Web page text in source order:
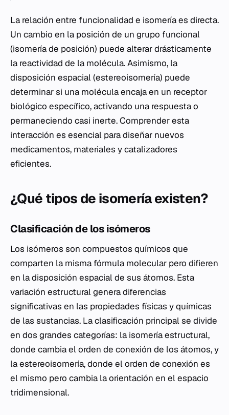
La relación entre funcionalidad e isomería es directa.
Un cambio en la posición de un grupo funcional
(isomería de posición) puede alterar drásticamente
la reactividad de la molécula. Asimismo, la
disposición espacial (estereoisomería) puede
determinar si una molécula encaja en un receptor
biológico específico, activando una respuesta o
permaneciendo casi inerte. Comprender esta
interacción es esencial para diseñar nuevos
medicamentos, materiales y catalizadores
eficientes.
¿Qué tipos de isomería existen?
Clasificación de los isómeros
Los isómeros son compuestos químicos que
comparten la misma fórmula molecular pero difieren
en la disposición espacial de sus átomos. Esta
variación estructural genera diferencias
significativas en las propiedades físicas y químicas
de las sustancias. La clasificación principal se divide
en dos grandes categorías: la isomería estructural,
donde cambia el orden de conexión de los átomos, y
la estereoisomería, donde el orden de conexión es
el mismo pero cambia la orientación en el espacio
tridimensional.